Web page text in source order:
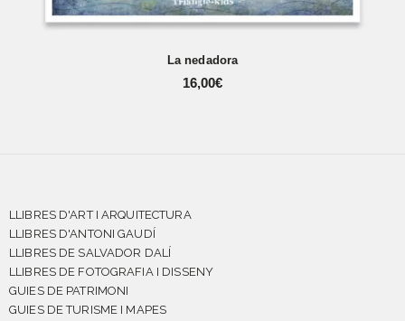
La nedadora
16,00€
LLIBRES D'ART I ARQUITECTURA
LLIBRES D'ANTONI GAUDÍ
LLIBRES DE SALVADOR DALÍ
LLIBRES DE FOTOGRAFIA I DISSENY
GUIES DE PATRIMONI
GUIES DE TURISME I MAPES